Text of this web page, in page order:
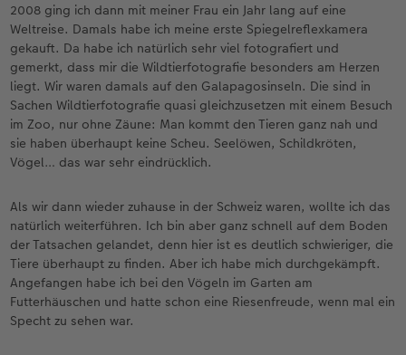
2008 ging ich dann mit meiner Frau ein Jahr lang auf eine
Weltreise. Damals habe ich meine erste Spiegelreflexkamera
gekauft. Da habe ich natürlich sehr viel fotografiert und
gemerkt, dass mir die Wildtierfotografie besonders am Herzen
liegt. Wir waren damals auf den Galapagosinseln. Die sind in
Sachen Wildtierfotografie quasi gleichzusetzen mit einem Besuch
im Zoo, nur ohne Zäune: Man kommt den Tieren ganz nah und
sie haben überhaupt keine Scheu. Seelöwen, Schildkröten,
Vögel… das war sehr eindrücklich.
Als wir dann wieder zuhause in der Schweiz waren, wollte ich das
natürlich weiterführen. Ich bin aber ganz schnell auf dem Boden
der Tatsachen gelandet, denn hier ist es deutlich schwieriger, die
Tiere überhaupt zu finden. Aber ich habe mich durchgekämpft.
Angefangen habe ich bei den Vögeln im Garten am
Futterhäuschen und hatte schon eine Riesenfreude, wenn mal ein
Specht zu sehen war.